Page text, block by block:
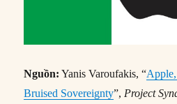
Nguồn: Yanis Varoufakis, “Apple,
Bruised Sovereignty”, Project